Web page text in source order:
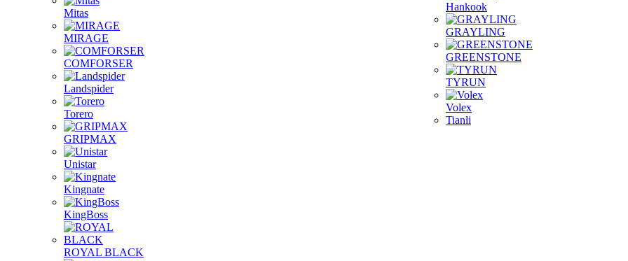
Mitas
MIRAGE
COMFORSER
Landspider
Torero
GRIPMAX
Unistar
Kingnate
KingBoss
ROYAL BLACK
Hankook
GRAYLING
GREENSTONE
TYRUN
Volex
Tianli